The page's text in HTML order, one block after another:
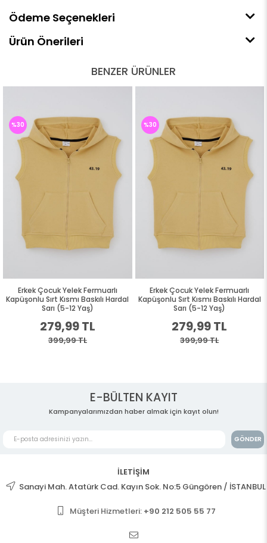
Ödeme Seçenekleri
Ürün Önerileri
BENZER ÜRÜNLER
Erkek Çocuk Yelek Fermuarlı
Kapüşonlu Sırt Kısmı Baskılı Hardal
Sarı (5-12 Yaş)
279,99 TL
399,99 TL
%30
Erkek Çocuk Yelek Fermuarlı
Kapüşonlu Sırt Kısmı Baskılı Hardal
Sarı (5-12 Yaş)
279,99 TL
399,99 TL
%30
E-BÜLTEN KAYIT
Kampanyalarımızdan haber almak için kayıt olun!
GÖNDER
İLETİŞİM
Sanayi Mah. Atatürk Cad. Kayın Sok. No:5 Güngören / İSTANBUL
Müşteri Hizmetleri: +90 212 505 55 77